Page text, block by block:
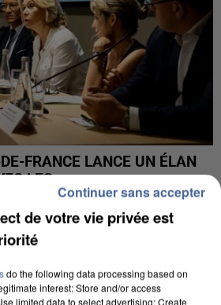
DE-FRANCE LANCE UN ÉLAN
LES...
de votre vie privée est
do the following data processing based on
interest: Store and/or access
limited data to select advertising; Create
Continuer sans accepter